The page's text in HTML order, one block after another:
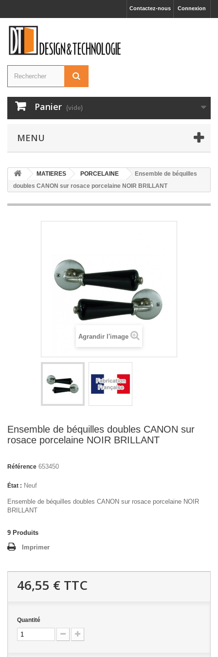
Connexion
Contactez-nous
Panier (vide)
MENU
MATIERES PORCELAINE
Ensemble de béquilles
doubles CANON sur rosace porcelaine NOIR BRILLANT
Agrandir l'image
Ensemble de béquilles doubles CANON sur
rosace porcelaine NOIR BRILLANT
Référence 653450
État : Neuf
Ensemble de béquilles doubles CANON sur rosace porcelaine NOIR
BRILLANT
9 Produits
Imprimer
46,55 € TTC
Quantité